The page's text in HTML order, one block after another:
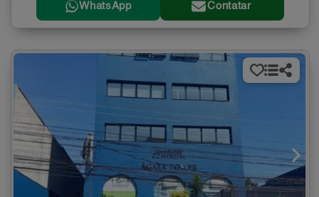
WhatsApp Contatar